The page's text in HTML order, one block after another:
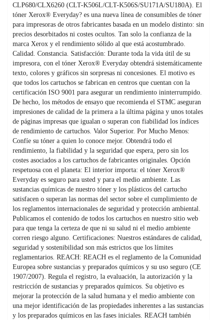
CLP680/CLX6260 (CLT-K506L/CLT-K506S/SU171A/SU180A). El
tóner Xerox® Everyday? es una nueva línea de consumibles de tóner
para impresoras de otros fabricantes basada en un modelo distinto: sin
precios desorbitados ni costes ocultos. Tan solo la confianza de la
marca Xerox y el rendimiento sólido al que está acostumbrado.
Calidad. Constancia. Satisfacción: Durante toda la vida útil de su
impresora, con el tóner Xerox® Everyday obtendrá sistemáticamente
texto, colores y gráficos sin sorpresas ni concesiones. El motivo es
que todos los cartuchos se fabrican en centros que cuentan con la
certificación ISO 9001 para asegurar un rendimiento ininterrumpido.
De hecho, los métodos de ensayo que recomienda el STMC aseguran
impresiones de calidad de la primera a la última página y unos totales
de páginas impresas que igualan o superan con fiabilidad los índices
de rendimiento de cartuchos. Valor Superior. Por Mucho Menos:
Confíe su tóner a quien lo conoce mejor. Obtendrá todo el
rendimiento, la fiabilidad y la seguridad que espera, pero sin los
costes asociados a los cartuchos de fabricantes originales. Opción
respetuosa con el planeta: El interior importa: el tóner Xerox®
Everyday es seguro para usted y para el medio ambiente. Las
sustancias químicas de nuestro tóner y los plásticos del cartucho
satisfacen o superan las normas del sector sobre el cumplimiento de
los reglamentos internacionales de seguridad y protección ambiental.
Publicamos el contenido de todos los cartuchos en nuestro sitio web
para que tenga la certeza de que ni su salud ni el medio ambiente
corren riesgo alguno. Certificaciones: Nuestros estándares de calidad,
seguridad y sostenibilidad son más estrictos que los límites
reglamentarios. REACH: REACH es el reglamento de la Comunidad
Europea sobre sustancias y preparados químicos y su uso seguro (CE
1907/2007). Regula el registro, la evaluación, la autorización y la
restricción de sustancias y preparados químicos. Su objetivo es
mejorar la protección de la salud humana y el medio ambiente con
una mejor identificación de las propiedades inherentes a las sustancias
y los preparados químicos en las fases iniciales. REACH también